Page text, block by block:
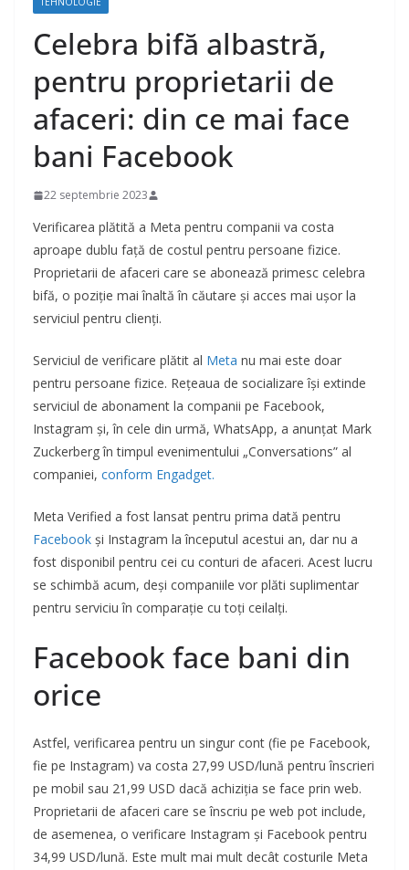
Celebra bifă albastră,
pentru proprietarii de
afaceri: din ce mai face
bani Facebook
22 septembrie 2023
Verificarea plătită a Meta pentru companii va costa
aproape dublu față de costul pentru persoane fizice.
Proprietarii de afaceri care se abonează primesc celebra
bifă, o poziție mai înaltă în căutare și acces mai ușor la
serviciul pentru clienți.
Serviciul de verificare plătit al Meta nu mai este doar
pentru persoane fizice. Rețeaua de socializare își extinde
serviciul de abonament la companii pe Facebook,
Instagram și, în cele din urmă, WhatsApp, a anunțat Mark
Zuckerberg în timpul evenimentului „Conversations” al
companiei, conform Engadget.
Meta Verified a fost lansat pentru prima dată pentru
Facebook și Instagram la începutul acestui an, dar nu a
fost disponibil pentru cei cu conturi de afaceri. Acest lucru
se schimbă acum, deși companiile vor plăti suplimentar
pentru serviciu în comparație cu toți ceilalți.
Facebook face bani din
orice
Astfel, verificarea pentru un singur cont (fie pe Facebook,
fie pe Instagram) va costa 27,99 USD/lună pentru înscrieri
pe mobil sau 21,99 USD dacă achiziția se face prin web.
Proprietarii de afaceri care se înscriu pe web pot include,
de asemenea, o verificare Instagram și Facebook pentru
34,99 USD/lună. Este mult mai mult decât costurile Meta